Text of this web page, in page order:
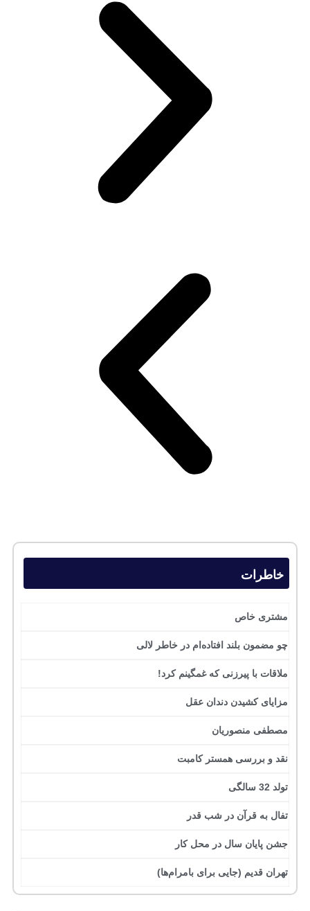
خاطرات
مشتری خاص
چو مضمون بلند افتاده‌ام در خاطر لالی
ملاقات با پیرزنی که غمگینم کرد!
مزایای کشیدن دندان عقل
مصطفی منصوریان
نقد و بررسی همستر کامبت
تولد 32 سالگی
تفال به قرآن در شب قدر
جشن پایان سال در محل کار
تهران قدیم (جایی برای بامرام‌ها)